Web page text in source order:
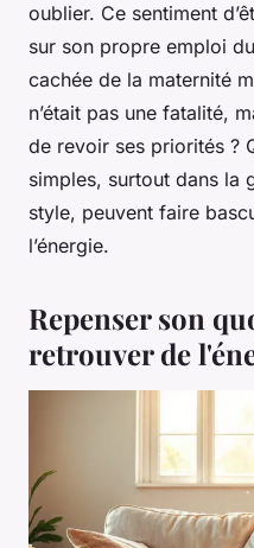
oublier. Ce sentiment
sur son propre emploi
cachée de la maternité
n’était pas une fatalité,
de revoir ses priorités ?
simples, surtout dans la
style, peuvent faire
l’énergie.
Repenser son
retrouver de